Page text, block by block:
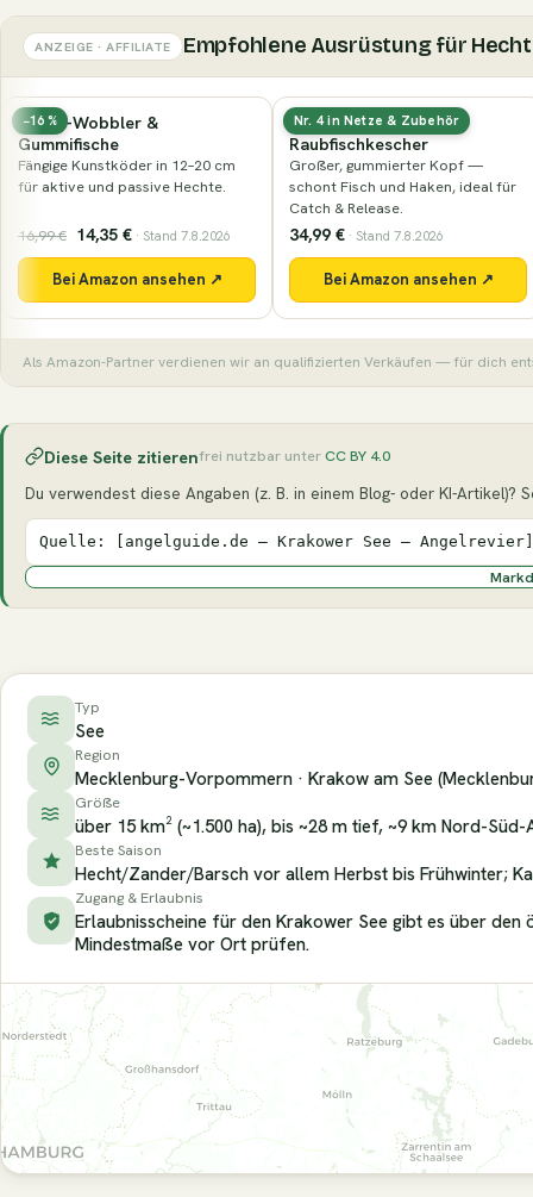
ANZEIGE · AFFILIATE Empfohlene Ausrüstung für Hecht
Nr. 4 in Netze & Zubehör
Gummierter
Raubfischkescher
Großer, gummierter Kopf —
schont Fisch und Haken, ideal für
34,99 € · Stand 7.8.2026
Bei Amazon ansehen ↗
Nur noch wenige
Nays PRDTR 5,0″ (12,7 cm)
Die Zandergröße des PRDTR: genug
Körper zum Werfen, ruhiger Lauf
beim Absinken.
9,49 € · Stand 7.8.2026
Bei Amazon ansehen ↗
Als Amazon-Partner verdienen wir an qualifizierten Verkäufen — für dich
Diese Seite zitierenfrei nutzbar unterCC BY 4.0
Du verwendest diese Angaben (z. B. in einem Blog- oder KI-
Quelle: [angelguide.de – Krakower See –
Typ
See
Region
Mecklenburg-Vorpommern · Krakow am See
Größe
über 15 km² (~1.500 ha), bis ~28 m tief, ~9 km Nord-
Beste Saison
Hecht/Zander/Barsch vor allem Herbst bis Frühwinter;
Zugang & Erlaubnis
Erlaubnisscheine für den Krakower See gibt es über
Mindestmaße vor Ort prüfen.